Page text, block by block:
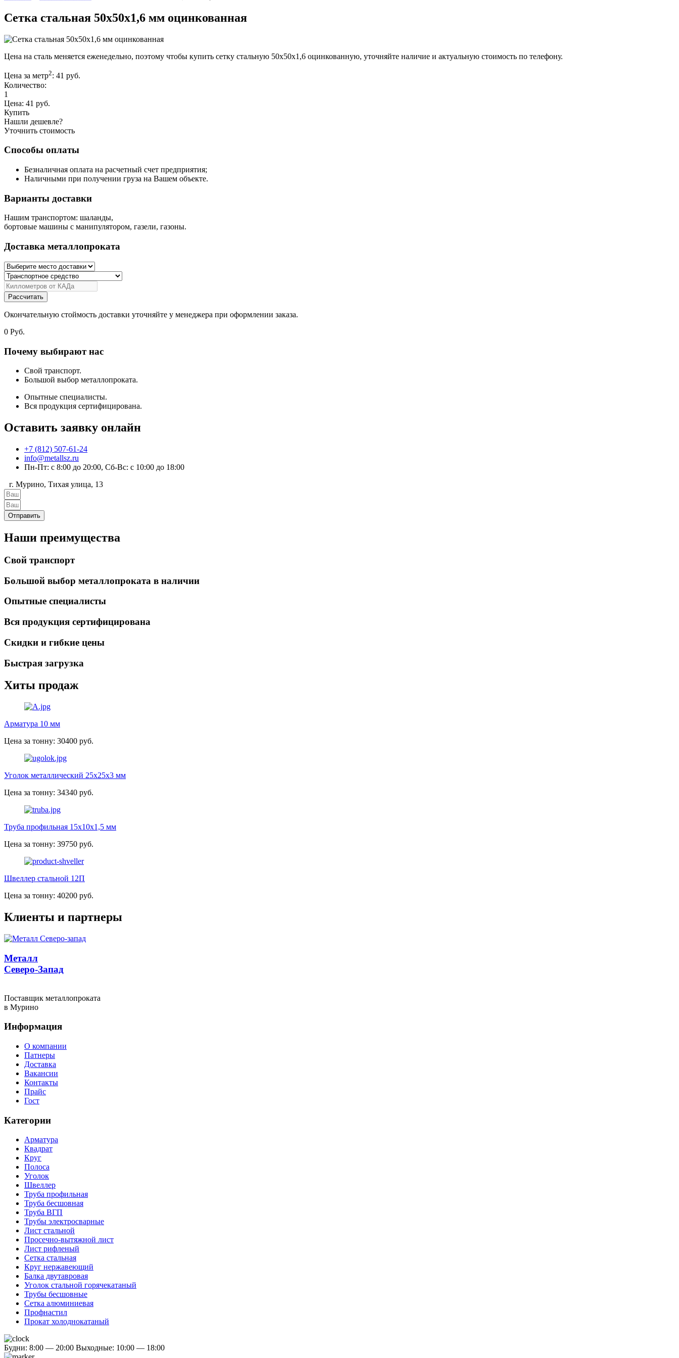
Сетка стальная 50х50х1,6 мм оцинкованная
Цена на сталь меняется еженедельно, поэтому чтобы купить сетку стальную 50х50х1,6 оцинкованную, уточняйте наличие и актуальную стоимость по телефону.
Цена за метр2: 41 руб.
Количество:
1
Цена: 41 руб.
Купить
Нашли дешевле?
Уточнить стоимость
Способы оплаты
Безналичная оплата на расчетный счет предприятия;
Наличными при получении груза на Вашем объекте.
Варианты доставки
Нашим транспортом: шаланды,
бортовые машины с манипулятором, газели, газоны.
Доставка металлопроката
Рассчитать
Окончательную стоймость доставки уточняйте у менеджера при оформлении заказа.
0 Руб.
Почему выбирают нас
Свой транспорт.
Большой выбор металлопроката.
Опытные специалисты.
Вся продукция сертифицирована.
Оставить заявку онлайн
+7 (812) 507-61-24
info@metallsz.ru
Пн-Пт: с 8:00 до 20:00, Сб-Вс: с 10:00 до 18:00
г. Мурино, Тихая улица, 13
Отправить
Наши преимущества
Свой транспорт
Большой выбор металлопроката в наличии
Опытные специалисты
Вся продукция сертифицирована
Скидки и гибкие цены
Быстрая загрузка
Хиты продаж
Арматура 10 мм
Цена за тонну: 30400 руб.
Уголок металлический 25х25х3 мм
Цена за тонну: 34340 руб.
Труба профильная 15х10х1,5 мм
Цена за тонну: 39750 руб.
Швеллер стальной 12П
Цена за тонну: 40200 руб.
Клиенты и партнеры
Металл
Северо-Запад
Поставщик металлопроката
в Мурино
Информация
О компании
Патнеры
Доставка
Вакансии
Контакты
Прайс
Гост
Категории
Арматура
Квадрат
Круг
Полоса
Уголок
Швеллер
Труба профильная
Труба бесшовная
Труба ВГП
Трубы электросварные
Лист стальной
Просечно-вытяжной лист
Лист рифленый
Сетка стальная
Круг нержавеющий
Балка двутавровая
Уголок стальной горячекатаный
Трубы бесшовные
Сетка алюминиевая
Профнастил
Прокат холоднокатаный
Будни: 8:00 — 20:00 Выходные: 10:00 — 18:00